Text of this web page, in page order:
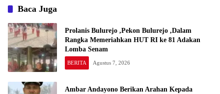
Baca Juga
Prolanis Bulurejo ,Pekon Bulurejo ,Dalam
Rangka Memeriahkan HUT RI ke 81 Adakan
Lomba Senam
BERITA Agustus 7, 2026
Ambar Andayono Berikan Arahan Kepada